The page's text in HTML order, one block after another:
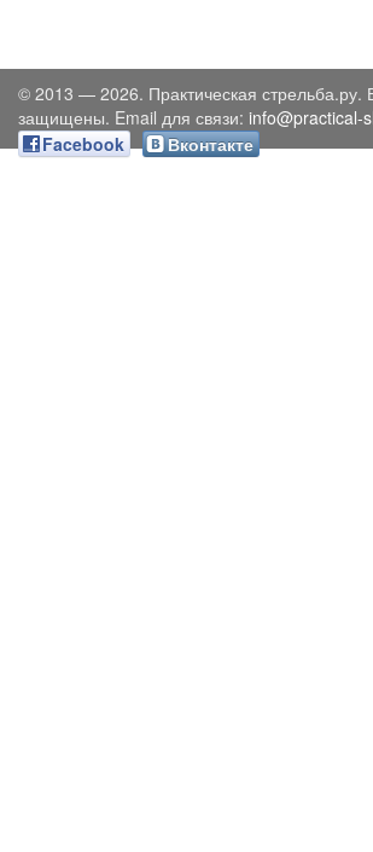
© 2013 — 2026. Практическая стрельба.ру.
защищены. Email для связи: info@practical-
Facebook
Вконтакте